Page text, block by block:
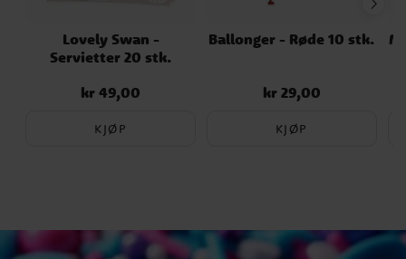
Lovely Swan -
Servietter 20 stk.
Pris:kr 49,00
kr 49,00
KJØP
Ballonger - Røde 10 stk.
Pris:kr 29,00
kr 29,00
KJØP